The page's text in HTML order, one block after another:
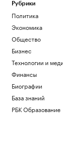
Рубрики
Политика
Экономика
Общество
Бизнес
Технологии и
Финансы
Биографии
База знаний
РБК Образование